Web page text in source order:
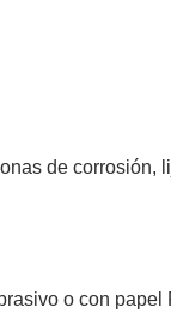
de corrosión,
o con